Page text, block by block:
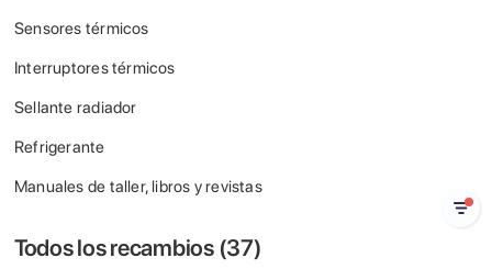
Sensores térmicos
Interruptores térmicos
Sellante radiador
Refrigerante
Manuales de taller, libros y revistas
Todos los recambios (37)